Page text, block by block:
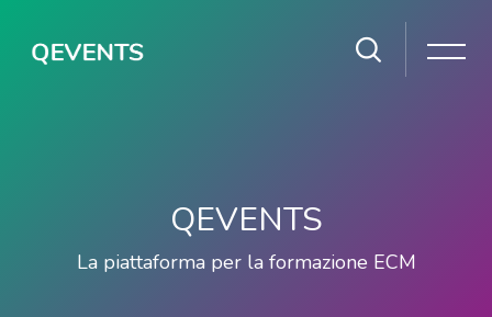
QEVENTS
La piattaforma per la formazione ECM